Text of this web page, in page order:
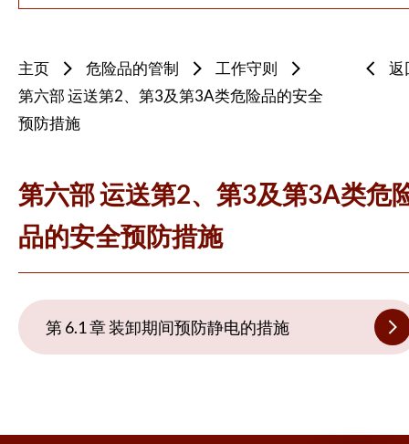
主页 危险品的管制
工作守则
第六部 运送第2、第3及第3A类危险品的安全
预防措施
返
第六部 运送第2、第3及第3A类危
品的安全预防措施
第 6.1 章 装卸期间预防静电的措施